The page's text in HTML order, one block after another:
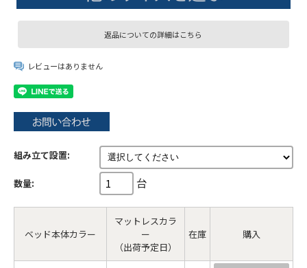
返品についての詳細はこちら
レビューはありません
組み立て設置:
数量: 台
ベッド本体カラー
マットレスカラ
ー
（出荷予定日）
在庫 購入